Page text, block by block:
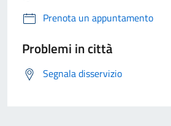
Prenota un appuntamento
Problemi in città
Segnala disservizio